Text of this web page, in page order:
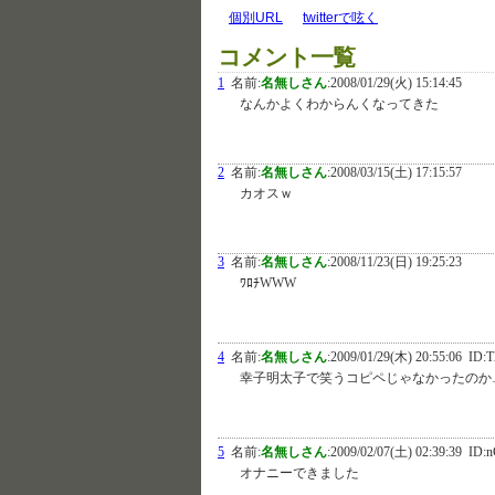
個別URL twitterで呟く
コメント一覧
1 名前:名無しさん:2008/01/29(火) 15:14:45
なんかよくわからんくなってきた
2 名前:名無しさん:2008/03/15(土) 17:15:57
カオスｗ
3 名前:名無しさん:2008/11/23(日) 19:25:23
ﾜﾛﾁWWW
4 名前:名無しさん:2009/01/29(木) 20:55:06
幸子明太子で笑うコピペじゃなかったの
5 名前:名無しさん:2009/02/07(土) 02:39:39
オナニーできました